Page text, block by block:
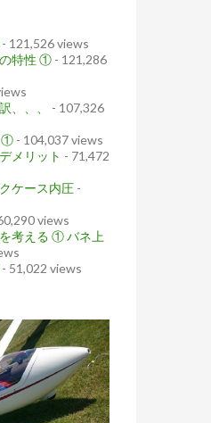
- 121,526 views
特性 ① - 121,286
、、、
- 107,326
① - 104,037 views
メリット - 71,472
ケース内圧 -
views
考える ① バネ上
- 51,022 views